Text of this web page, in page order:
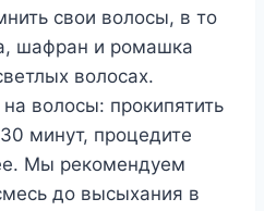
свои волосы, в то
шафран и ромашка
волосах.
волосы: прокипятить
минут, процедите
Мы рекомендуем
до высыхания в